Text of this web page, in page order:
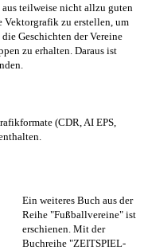
aus teilweise nicht allzu guten
Vektorgrafik zu erstellen, um
Geschichten der Vereine
zu erhalten. Daraus ist
(CDR, AI EPS,
Ein weiteres Buch aus der
Reihe "Fußballvereine" ist
erschienen. Mit der
Buchreihe "ZEITSPIEL-